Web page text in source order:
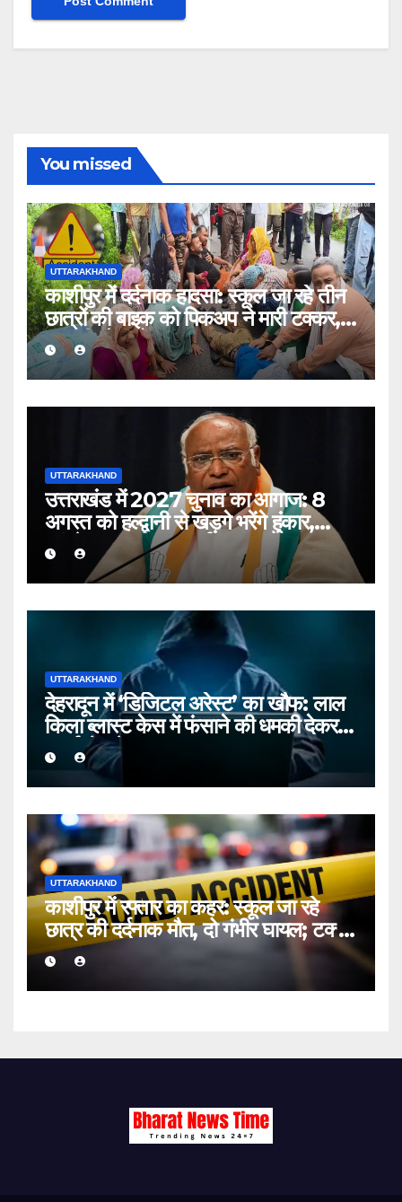
You missed
UTTARAKHAND
काशीपुर में दर्दनाक हादसा: स्कूल जा रहे तीन
छात्रों की बाइक को पिकअप ने मारी टक्कर,
एक की मौत, दो घायल
UTTARAKHAND
उत्तराखंड में 2027 चुनाव का आगाज: 8
अगस्त को हल्द्वानी से खड़गे भरेंगे हुंकार,
कांग्रेस का शक्ति प्रदर्शन
UTTARAKHAND
देहरादून में ‘डिजिटल अरेस्ट’ का खौफ: लाल
किला ब्लास्ट केस में फंसाने की धमकी देकर
बुजुर्ग से ठगे ₹13 लाख
UTTARAKHAND
काशीपुर में रफ्तार का कहर: स्कूल जा रहे
छात्र की दर्दनाक मौत, दो गंभीर घायल; टक्कर
मारकर चालक फरार